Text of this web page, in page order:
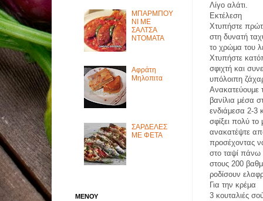
Λίγο αλάτι.
Εκτέλεση
Χτυπήστε
στη δυνατή
το χρώμα του
Χτυπήστε
σφιχτή και
υπόλοιπη
Ανακατεύουμε
βανίλια μέσα
ενδιάμεσα 2-3
σφίξει πολύ το
ανακατέψτε
προσέχοντας
στο ταψί πάνω
στους 200
ροδίσουν
Για την κρέμα
3 κουταλιές
ΜΠΑΡΜΠΟΥ
ΝΙ ΜΕ
ΣΑΛΤΣΑ
ΝΤΟΜΑΤΑ
Αφράτη
Μηλοπιτα
ΣΑΡΔΕΛΕΣ
ΜΕ ΦΕΤΑ
ΜΕΝΟΥ